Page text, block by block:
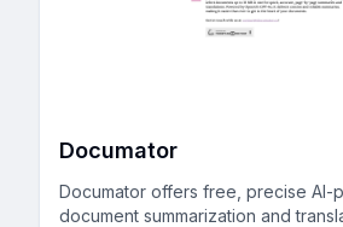
Documator
Documator offers free, precise AI-
document summarization and